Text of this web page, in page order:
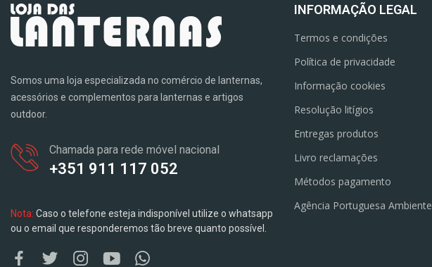
Somos uma loja especializada no comércio de lanternas,
acessórios e complementos para lanternas e artigos
outdoor.
Chamada para rede móvel nacional
+351 911 117 052
Nota: Caso o telefone esteja indisponível utilize o whatsapp
ou o email que responderemos tão breve quanto possível.
INFORMAÇÃO LEGAL
Termos e condições
Política de privacidade
Informação cookies
Resolução litígios
Entregas produtos
Livro reclamações
Métodos pagamento
Agência Portuguesa Ambiente